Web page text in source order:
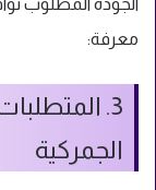
الجودة المطلوب
معرفة:
3.
الجمركية